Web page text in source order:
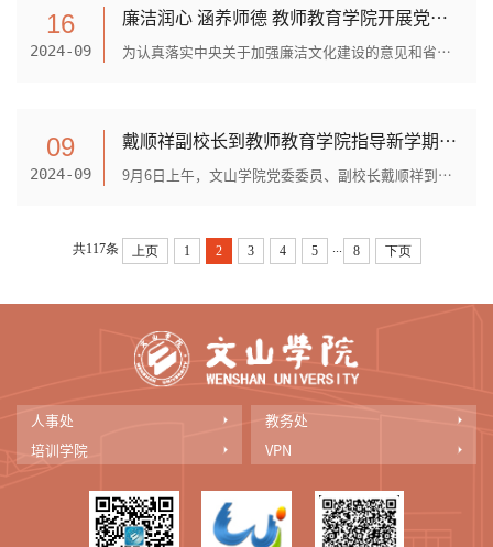
16
2024-09
廉洁润心 涵养师德 教师教育学院开展党风廉洁教育和师德教育活动
为认真落实中央关于加强廉洁文化建设的意见和省委教育工委纵深推进“清廉学校”建设部署安排，巩固主题教育、党纪学习教育成果，引导全院教师学纪、知纪、明纪、守纪，涵养师德，...
09
2024-09
戴顺祥副校长到教师教育学院指导新学期工作
9月6日上午，文山学院党委委员、副校长戴顺祥到教师教育学院旁听指导学院党委理论中心组第6次集中学习，与学院党政班子一同研究学院党建、党风廉政建设和意识形态工作，给学院党政...
共117条 上页 1 2 3 4 5 8 下页
人事处
教务处
培训学院
VPN